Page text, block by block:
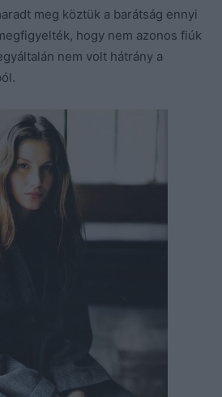
meg köztük a barátság ennyi
hogy nem azonos fiúk
nem volt hátrány a